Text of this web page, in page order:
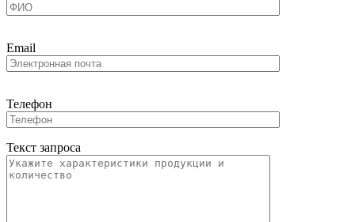
Email
Телефон
Текст запроса